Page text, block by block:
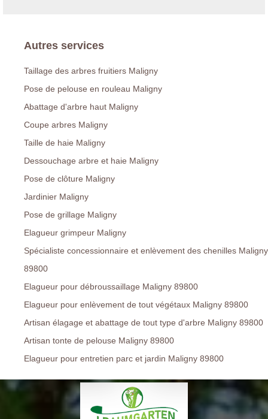
Autres services
Taillage des arbres fruitiers Maligny
Pose de pelouse en rouleau Maligny
Abattage d'arbre haut Maligny
Coupe arbres Maligny
Taille de haie Maligny
Dessouchage arbre et haie Maligny
Pose de clôture Maligny
Jardinier Maligny
Pose de grillage Maligny
Elagueur grimpeur Maligny
Spécialiste concessionnaire et enlèvement des chenilles Maligny
89800
Elagueur pour débroussaillage Maligny 89800
Elagueur pour enlèvement de tout végétaux Maligny 89800
Artisan élagage et abattage de tout type d'arbre Maligny 89800
Artisan tonte de pelouse Maligny 89800
Elagueur pour entretien parc et jardin Maligny 89800